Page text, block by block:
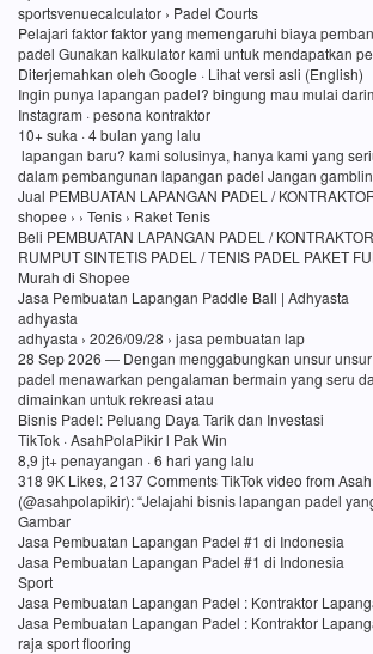
sportsvenuecalculator › Padel Courts
Pelajari faktor faktor yang memengaruhi biaya
padel Gunakan kalkulator kami untuk mendapatkan
Diterjemahkan oleh Google · Lihat versi asli (English)
Ingin punya lapangan padel? bingung mau mulai
Instagram · pesona kontraktor
10+ suka · 4 bulan yang lalu
lapangan baru? kami solusinya, hanya kami yang
dalam pembangunan lapangan padel Jangan
Jual PEMBUATAN LAPANGAN PADEL /
shopee › › Tenis › Raket Tenis
Beli PEMBUATAN LAPANGAN PADEL /
RUMPUT SINTETIS PADEL / TENIS PADEL PAKET
Murah di Shopee
Jasa Pembuatan Lapangan Paddle Ball | Adhyasta
adhyasta
adhyasta › 2026/09/28 › jasa pembuatan lap
28 Sep 2026 — Dengan menggabungkan unsur
padel menawarkan pengalaman bermain yang seru
dimainkan untuk rekreasi atau
Bisnis Padel: Peluang Daya Tarik dan Investasi
TikTok · AsahPolaPikir l Pak Win
8,9 jt+ penayangan · 6 hari yang lalu
318 9K Likes, 2137 Comments TikTok video from
(@asahpolapikir): “Jelajahi bisnis lapangan padel
Gambar
Jasa Pembuatan Lapangan Padel #1 di Indonesia
Jasa Pembuatan Lapangan Padel #1 di Indonesia
Sport
Jasa Pembuatan Lapangan Padel : Kontraktor
Jasa Pembuatan Lapangan Padel : Kontraktor
raja sport flooring